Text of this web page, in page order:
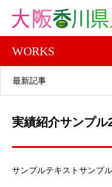
WORKS
最新記事
実績紹介サンプル
サンプルテキストサンプル